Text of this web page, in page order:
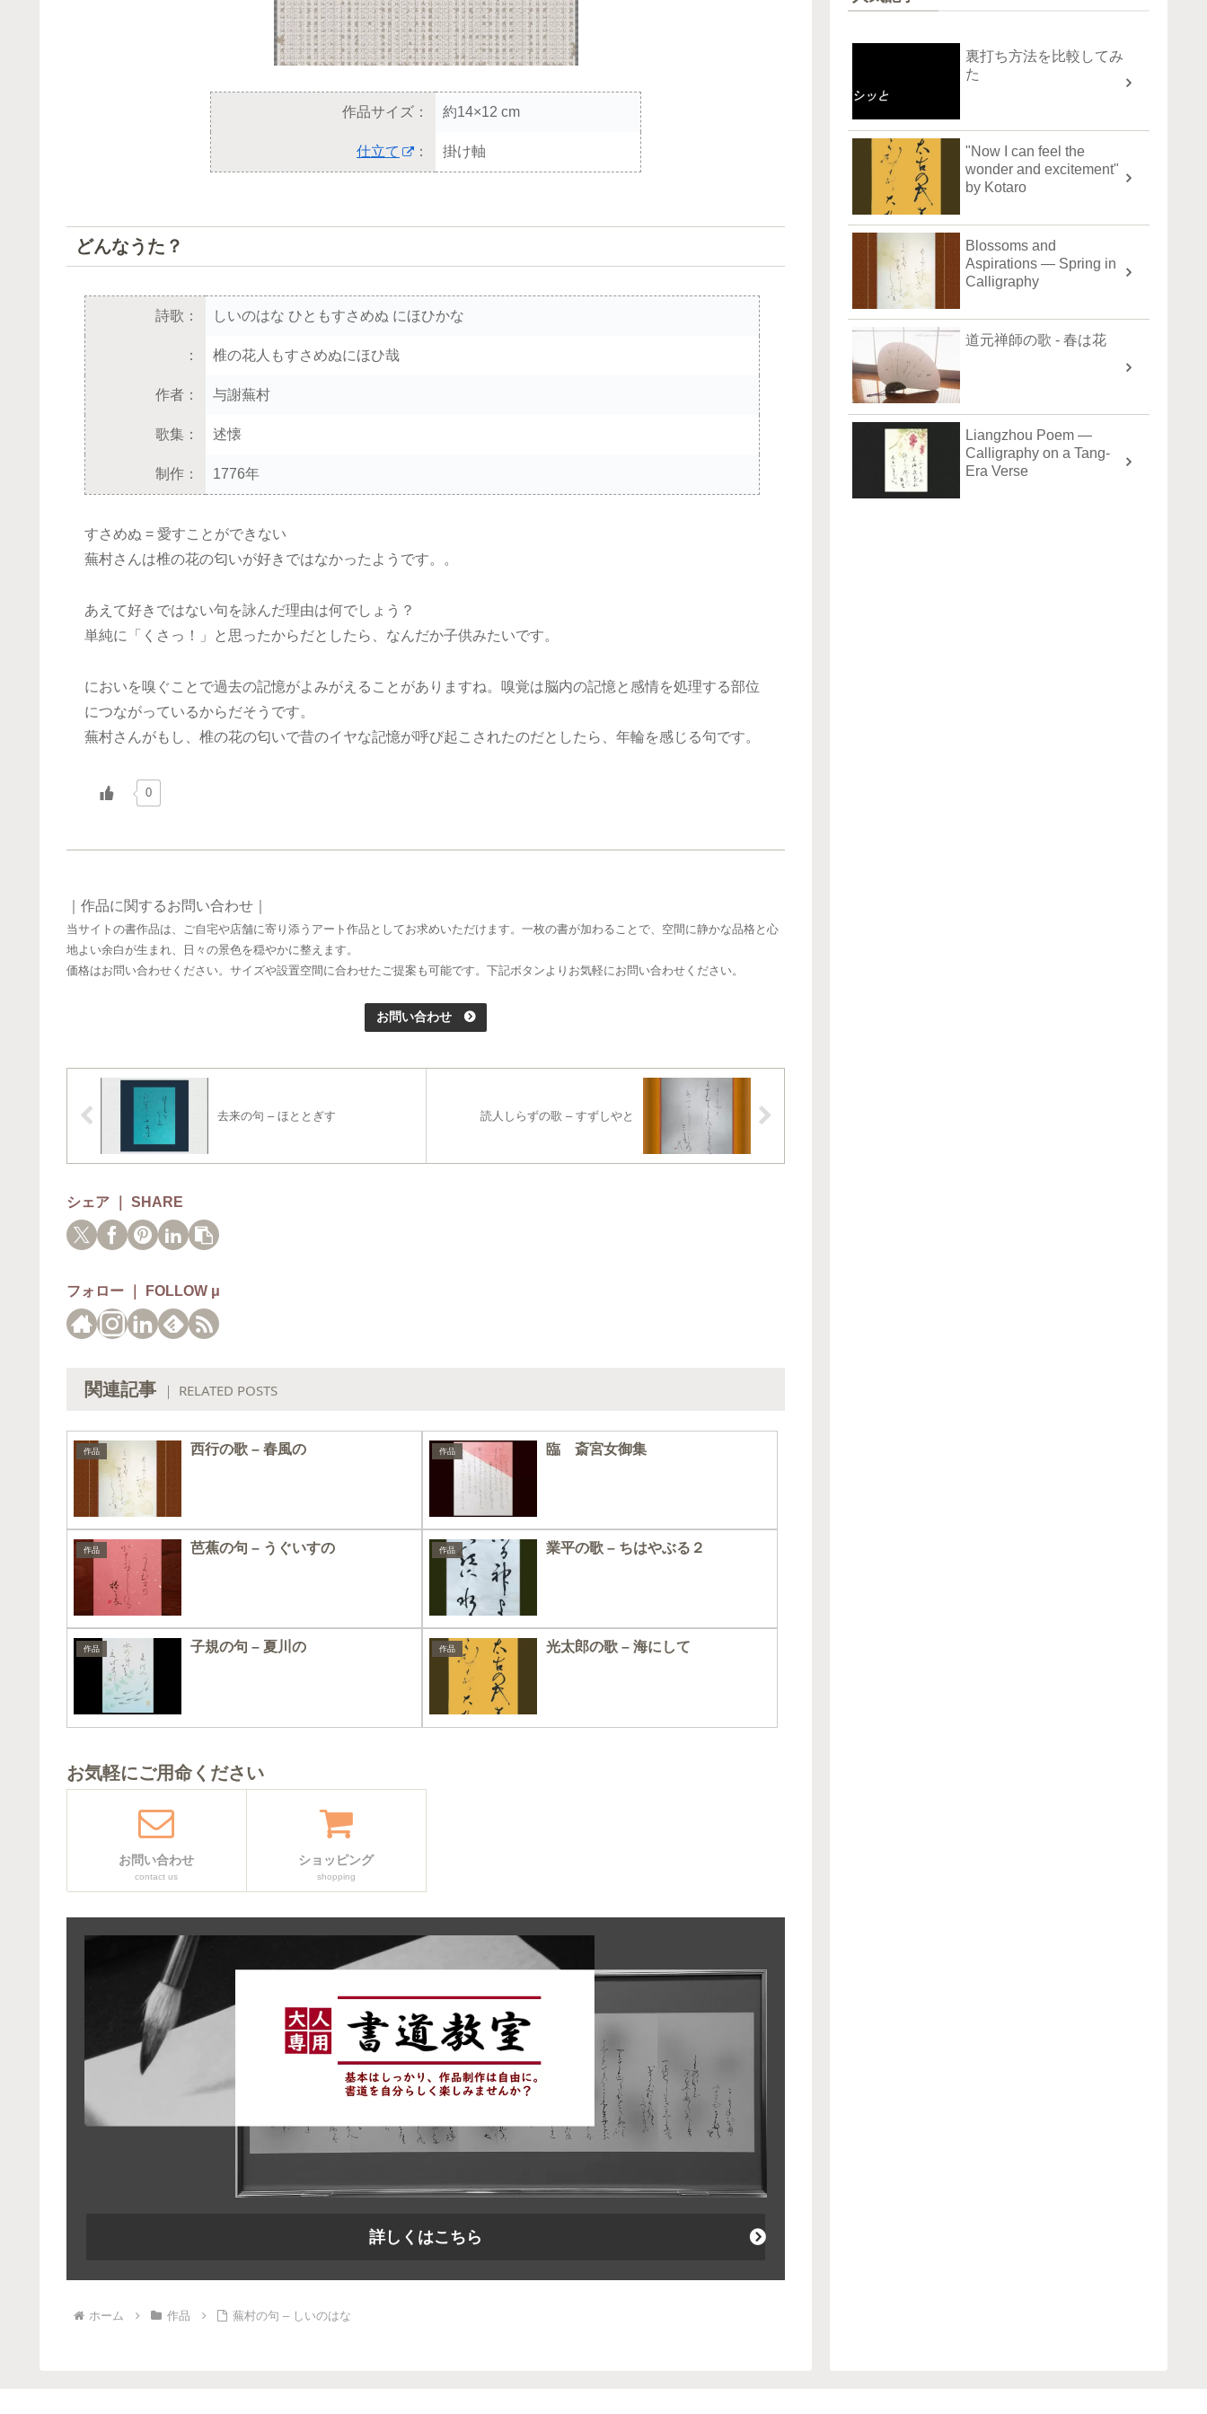
作品サイズ： 約14×12 cm
仕立て ： 掛け軸
どんなうた？
詩歌： しいのはな ひともすさめぬ にほひかな
： 椎の花人もすさめぬにほひ哉
作者： 与謝蕪村
歌集： 述懐
制作： 1776年
すさめぬ = 愛すことができない
蕪村さんは椎の花の匂いが好きではなかったようです。。
あえて好きではない句を詠んだ理由は何でしょう？
単純に「くさっ！」と思ったからだとしたら、なんだか子供みたいです。
においを嗅ぐことで過去の記憶がよみがえることがありますね。嗅覚は脳内の記憶と感情を処理する部位
につながっているからだそうです。
蕪村さんがもし、椎の花の匂いで昔のイヤな記憶が呼び起こされたのだとしたら、年輪を感じる句です。
0
｜作品に関するお問い合わせ｜
当サイトの書作品は、ご自宅や店舗に寄り添うアート作品としてお求めいただけます。一枚の書が加わることで、空間に静かな品格と心
地よい余白が生まれ、日々の景色を穏やかに整えます。
価格はお問い合わせください。サイズや設置空間に合わせたご提案も可能です。下記ボタンよりお気軽にお問い合わせください。
お問い合わせ
去来の句 – ほととぎす 読人しらずの歌 – すずしやと
シェア ｜ SHARE
フォロー ｜ FOLLOW μ
関連記事 ｜ RELATED POSTS
作品 西行の歌 – 春風の 作品 臨 斎宮女御集
作品 芭蕉の句 – うぐいすの 作品 業平の歌 – ちはやぶる２
作品 子規の句 – 夏川の 作品 光太郎の歌 – 海にして
お気軽にご用命ください
お問い合わせ
contact us
ショッピング
shopping
詳しくはこちら
ホーム 作品 蕪村の句 – しいのはな
裏打ち方法を比較してみ
た
"Now I can feel the
wonder and excitement"
by Kotaro
Blossoms and
Aspirations — Spring in
Calligraphy
道元禅師の歌 - 春は花
Liangzhou Poem —
Calligraphy on a Tang-
Era Verse